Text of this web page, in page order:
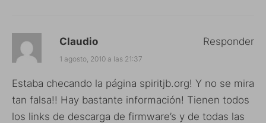
Claudio
1 agosto, 2010 a las 21:37
Estaba checando la página spiritjb.org! Y no se mira
tan falsa!! Hay bastante información! Tienen todos
los links de descarga de firmware’s y de todas las
Responder